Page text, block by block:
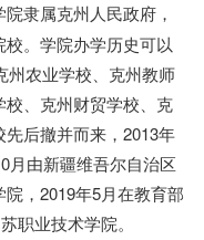
隶属克州人民政府，
。学院办学历史可以
州农业学校、克州教师
、克州财贸学校、克
后撤并而来， 2013年
月由新疆维吾尔自治区
， 2019年5月在教育部
职业技术学院。